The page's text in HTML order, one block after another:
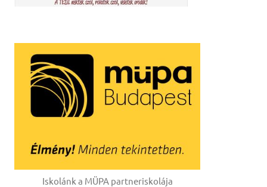
Iskolánk a MÜPA partneriskolája